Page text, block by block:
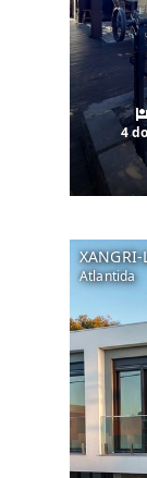
4
XANGRI-
Atlantida